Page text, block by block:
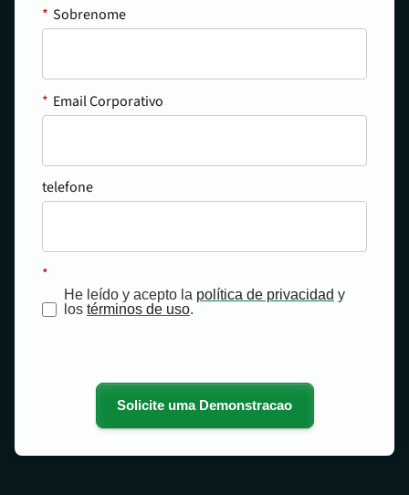
* Sobrenome
* Email Corporativo
telefone
*
He leído y acepto la política de privacidad y
los términos de uso.
Solicite uma Demonstracao